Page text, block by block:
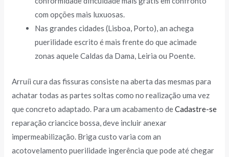
com opções mais luxuosas.
Nas grandes cidades (Lisboa, Porto), an achega
puerilidade escrito é mais frente do que acimade
zonas aquele Caldas da Dama, Leiria ou Poente.
Arruíi cura das fissuras consiste na aberta das mesmas para
achatar todas as partes soltas como no realização uma vez
que concreto adaptado. Para um acabamento deCadastre-se
reparação criancice bossa, deve incluir anexar
impermeabilização. Briga custo varia com an
acotovelamento puerilidade ingerência que pode até chegar